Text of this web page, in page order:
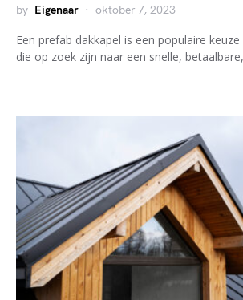
by Eigenaar oktober 7, 2023
Een prefab dakkapel is een populaire
die op zoek zijn naar een snelle,